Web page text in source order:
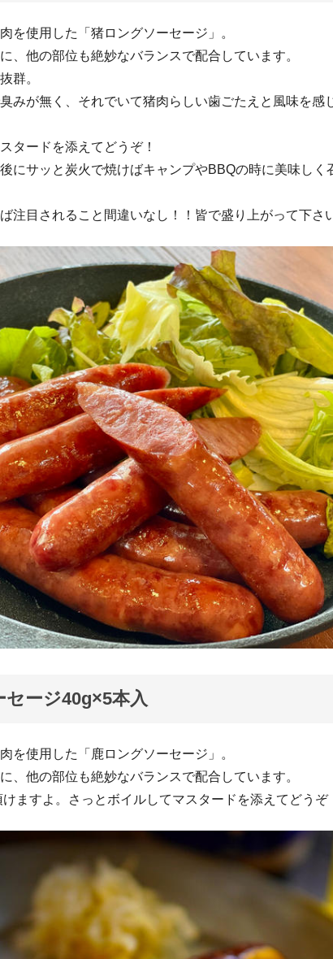
を使用した「猪ロングソーセージ」。
、他の部位も絶妙なバランスで配合しています。
群。
みが無く、それでいて猪肉らしい歯ごたえと風味を感
タードを添えてどうぞ！
にサッと炭火で焼けばキャンプやBBQの時に美味しく
注目されること間違いなし！！皆で盛り上がって下さ
セージ40g×5本入
を使用した「鹿ロングソーセージ」。
、他の部位も絶妙なバランスで配合しています。
ますよ。さっとボイルしてマスタードを添えてどうぞ